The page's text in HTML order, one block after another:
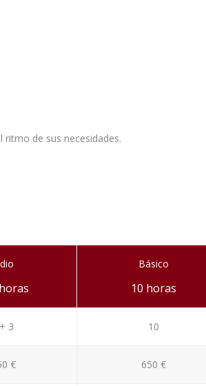
ritmo de sus necesidades.
Básico
10 horas
3 10
€ 650 €